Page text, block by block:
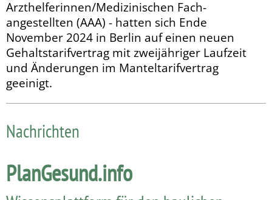
Arzthelferinnen/Medizinischen Fach­
angestellten (AAA) - hatten sich Ende
November 2024 in Berlin auf einen neuen
Gehaltstarifvertrag mit zweijähriger Laufzeit
und Änderungen im Manteltarifvertrag
geeinigt.
Nachrichten
PlanGesund.info